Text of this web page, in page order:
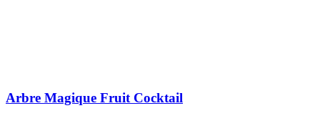
Arbre Magique Fruit Cocktail